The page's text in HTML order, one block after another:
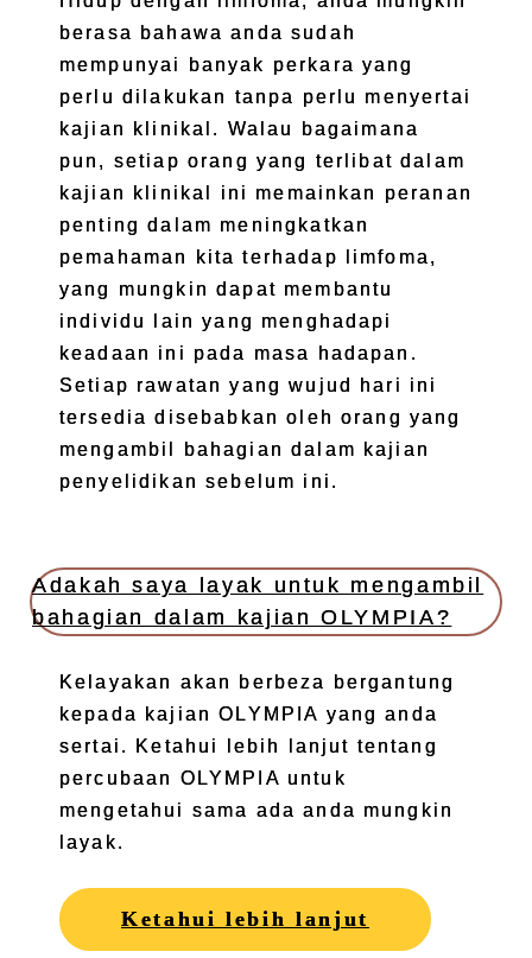
berasa bahawa anda sudah
mempunyai banyak perkara yang
perlu dilakukan tanpa perlu menyertai
kajian klinikal. Walau bagaimana
pun, setiap orang yang terlibat dalam
kajian klinikal ini memainkan peranan
penting dalam meningkatkan
pemahaman kita terhadap limfoma,
yang mungkin dapat membantu
individu lain yang menghadapi
keadaan ini pada masa hadapan.
Setiap rawatan yang wujud hari ini
tersedia disebabkan oleh orang yang
mengambil bahagian dalam kajian
penyelidikan sebelum ini.
Adakah saya layak untuk mengambil
bahagian dalam kajian OLYMPIA?
Kelayakan akan berbeza bergantung
kepada kajian OLYMPIA yang anda
sertai. Ketahui lebih lanjut tentang
percubaan OLYMPIA untuk
mengetahui sama ada anda mungkin
layak.
Ketahui lebih lanjut